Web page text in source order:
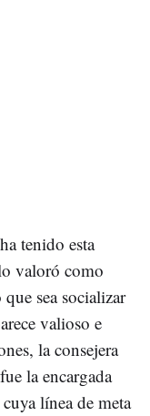
tenido esta
valoró como
sea socializar
valioso e
la consejera
fue la encargada
línea de meta